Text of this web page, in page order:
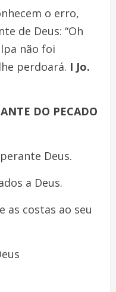
o erro,
de Deus: “Oh
não foi
perdoará. I Jo.
DO PECADO
Deus.
a Deus.
as costas ao seu